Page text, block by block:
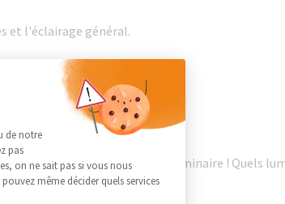
et l'éclairage général.
il faut aussi penser au bon luminaire ! Quels
Consentement :
de notre
pas
on ne sait pas si vous nous
même décider quels services